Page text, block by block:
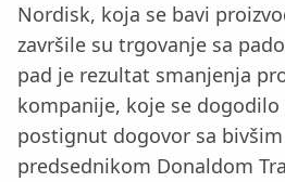
Nordisk, koja se bavi
završile su trgovanje sa
pad je rezultat smanjenja
kompanije, koje se
postignut dogovor sa
predsednikom Donaldom